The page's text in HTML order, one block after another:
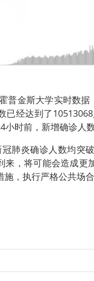
普金斯大学实时数
已经达到了
小时前，新增确诊人
肺炎确诊人数均突
来，将可能会造成更
，执行严格公共场合